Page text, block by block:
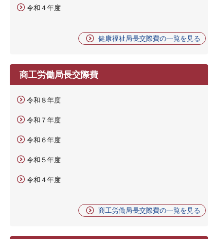
令和４年度
健康福祉局長交際費の一覧を見る
商工労働局長交際費
令和８年度
令和７年度
令和６年度
令和５年度
令和４年度
商工労働局長交際費の一覧を見る